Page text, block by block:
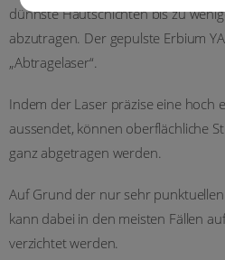
dünnste Hautschichten bis zu
abzutragen. Der gepulste Erbium
„Abtragelaser“.
Indem der Laser präzise eine hoch
aussendet, können oberflächliche
ganz abgetragen werden.
Auf Grund der nur sehr
kann dabei in den meisten Fällen
verzichtet werden.